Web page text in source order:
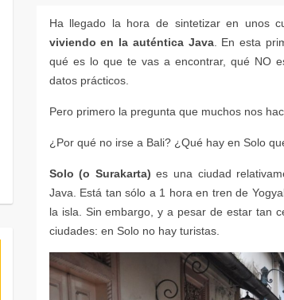
viviendo en la auténtica Java
Solo (o Surakarta)